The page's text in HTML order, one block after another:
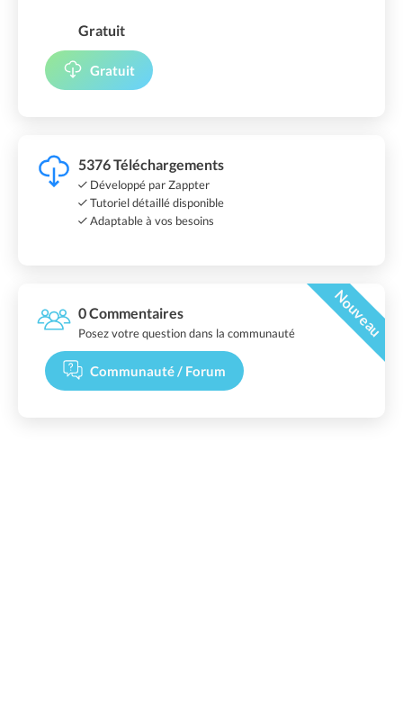
Gratuit
Gratuit
5376 Téléchargements
Développé par Zappter
Tutoriel détaillé disponible
Adaptable à vos besoins
0 Commentaires Nouveau
Posez votre question dans la communauté
Communauté / Forum